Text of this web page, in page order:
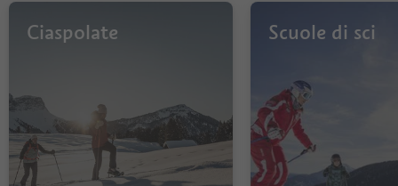
Ciaspolate Scuole di sci